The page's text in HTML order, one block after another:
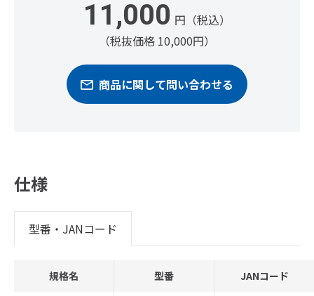
11,000 円（税込）
（税抜価格 10,000円）
商品に関して問い合わせる
仕様
型番・JANコード
規格名 型番 JANコード